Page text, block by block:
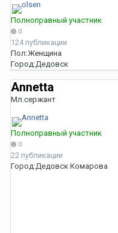
Полноправный участник
0
124 публикации
Пол:Женщина
Город:Дедовск
Annetta
Мл.сержант
Полноправный участник
0
22 публикации
Город:Дедовск Комарова